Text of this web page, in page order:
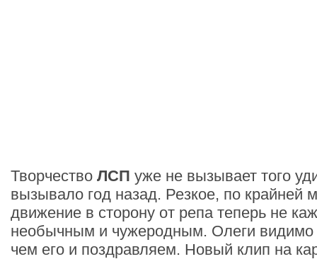
Творчество ЛСП уже не вызывает того
вызывало год назад. Резкое, по крайней
движение в сторону от репа теперь не
необычным и чужеродным. Олеги видимо
чем его и поздравляем. Новый клип на